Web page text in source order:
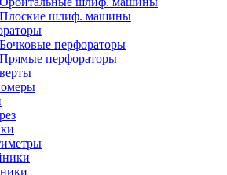
Плоские шлиф. машины
Бочковые перфораторы
Прямые перфораторы